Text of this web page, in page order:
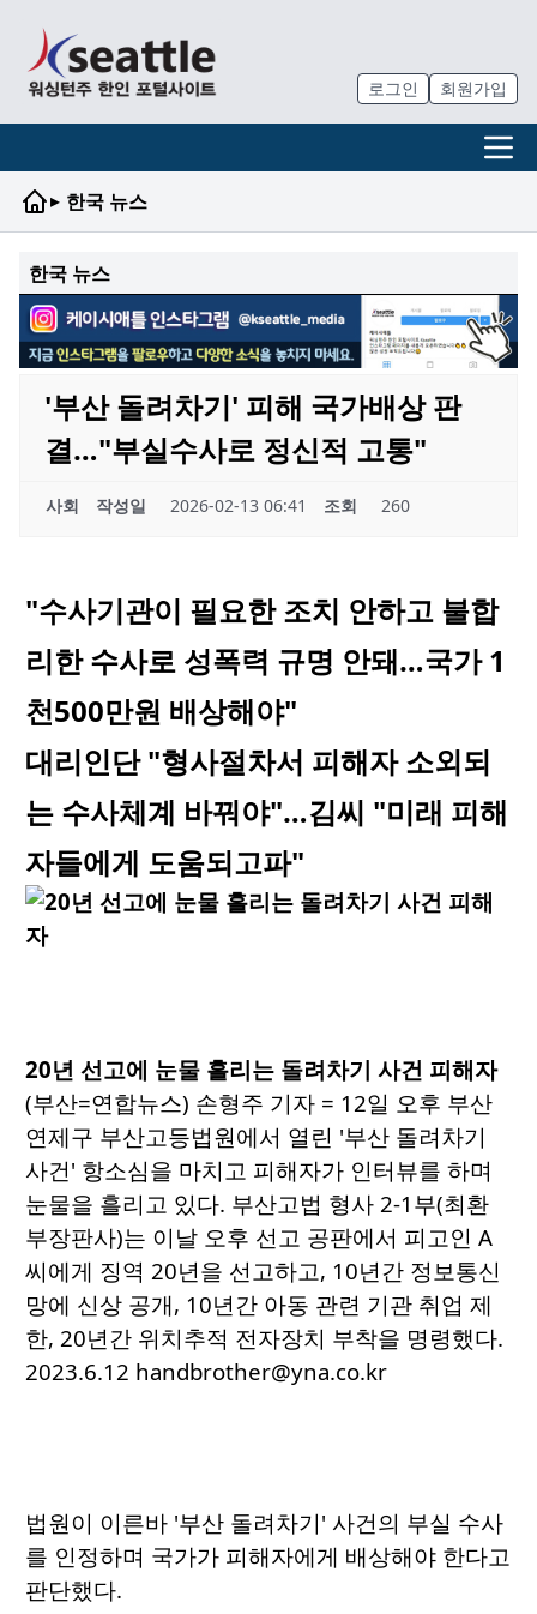
로그인 회원가입
▸ 한국 뉴스
한국 뉴스
'부산 돌려차기' 피해 국가배상 판
결…"부실수사로 정신적 고통"
사회 작성일 2026-02-13 06:41 조회 260
"수사기관이 필요한 조치 안하고 불합
리한 수사로 성폭력 규명 안돼…국가 1
천500만원 배상해야"
대리인단 "형사절차서 피해자 소외되
는 수사체계 바꿔야"…김씨 "미래 피해
자들에게 도움되고파"
20년 선고에 눈물 흘리는 돌려차기 사건 피해자
(부산=연합뉴스) 손형주 기자 = 12일 오후 부산
연제구 부산고등법원에서 열린 '부산 돌려차기
사건' 항소심을 마치고 피해자가 인터뷰를 하며
눈물을 흘리고 있다. 부산고법 형사 2-1부(최환
부장판사)는 이날 오후 선고 공판에서 피고인 A
씨에게 징역 20년을 선고하고, 10년간 정보통신
망에 신상 공개, 10년간 아동 관련 기관 취업 제
한, 20년간 위치추적 전자장치 부착을 명령했다.
2023.6.12 handbrother@yna.co.kr
법원이 이른바 '부산 돌려차기' 사건의 부실 수사
를 인정하며 국가가 피해자에게 배상해야 한다고
판단했다.